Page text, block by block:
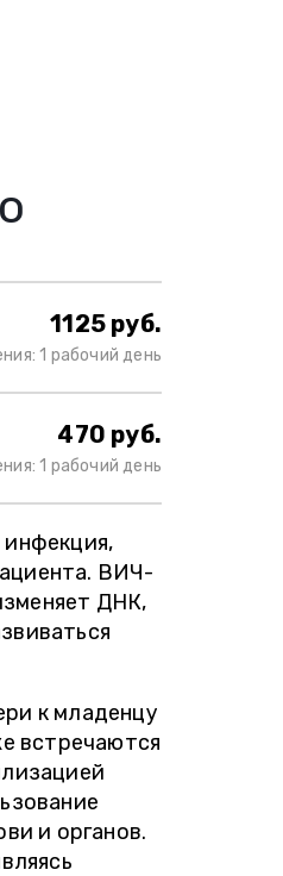
1125 руб.
1 рабочий день
470 руб.
1 рабочий день
ВИЧ-
ДНК,
к младенцу
встречаются
и органов.